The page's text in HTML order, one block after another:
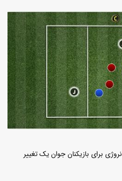
ساخت موتورهای هوازی: چرا 4×4 نروژی برای بازیکنان جوان یک تغییر